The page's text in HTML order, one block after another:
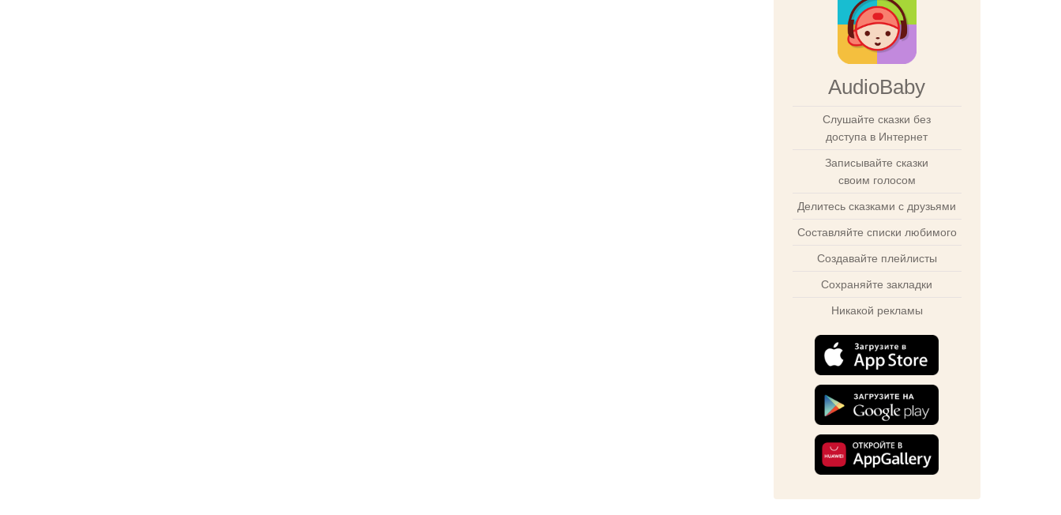
AudioBaby
Слушайте сказки без
доступа в Интернет
Записывайте сказки
своим голосом
Делитесь сказками с друзьями
Составляйте списки любимого
Создавайте плейлисты
Сохраняйте закладки
Никакой рекламы